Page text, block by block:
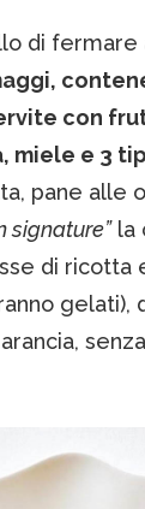
di fermare
con
miele e 3
pane alle
signature”la
di ricotta
gelati),